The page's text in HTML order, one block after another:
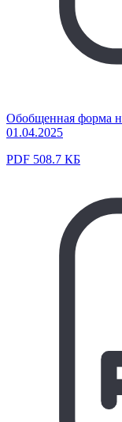
Обобщенная форма
01.04.2025
PDF 508.7 КБ